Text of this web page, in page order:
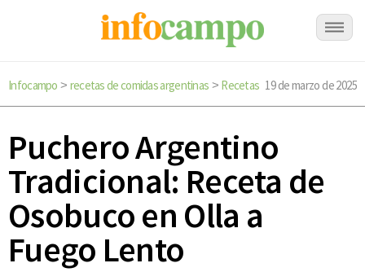
Infocampo > recetas de comidas argentinas > Recetas 19 de marzo de 2025
Puchero Argentino
Tradicional: Receta de
Osobuco en Olla a
Fuego Lento